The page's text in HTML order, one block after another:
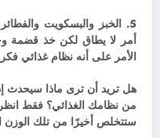
5. الخبز والبسكويت
أمر لا يطاق لكن خذ قضمة
الأمر على أنه نظام غذائي
هل تريد أن ترى ماذا سيحدث
من نظامك الغذائي؟ فقط
ستتخلص أخيرًا من تلك الوزن